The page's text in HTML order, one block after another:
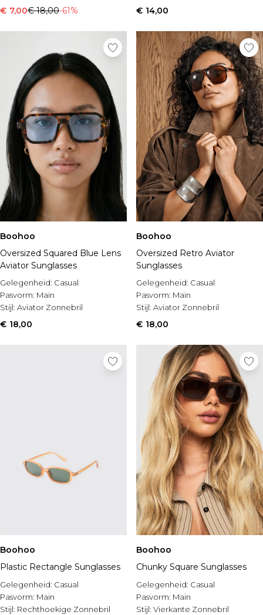
€ 7,00€ 18,00-61% € 14,00
Boohoo
Oversized Squared Blue Lens
Aviator Sunglasses
Gelegenheid: Casual
Pasvorm: Main
Stijl: Aviator Zonnebril
€ 18,00
Boohoo
Oversized Retro Aviator
Sunglasses
Gelegenheid: Casual
Pasvorm: Main
Stijl: Aviator Zonnebril
€ 18,00
Boohoo
Plastic Rectangle Sunglasses
Gelegenheid: Casual
Pasvorm: Main
Stijl: Rechthoekige Zonnebril
Boohoo
Chunky Square Sunglasses
Gelegenheid: Casual
Pasvorm: Main
Stijl: Vierkante Zonnebril